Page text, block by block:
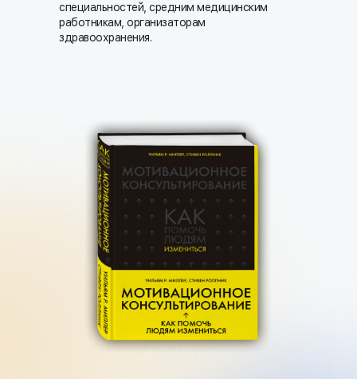
специальностей, средним медицинским
работникам, организаторам
здравоохранения.